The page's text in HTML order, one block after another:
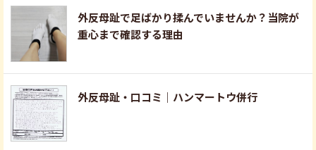
外反母趾で足ばかり揉んでいませんか？当院が
重心まで確認する理由
外反母趾・口コミ｜ハンマートウ併行